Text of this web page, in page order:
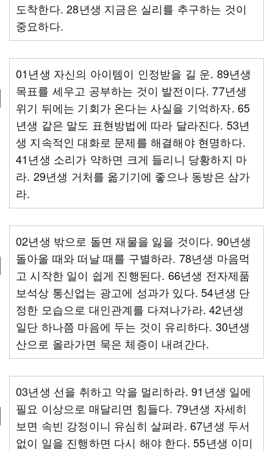
도착한다. 28년생 지금은 실리를 추구하는 것이
중요하다.
01년생 자신의 아이템이 인정받을 길 운. 89년생
목표를 세우고 공부하는 것이 발전이다. 77년생
위기 뒤에는 기회가 온다는 사실을 기억하자. 65
년생 같은 말도 표현방법에 따라 달라진다. 53년
생 지속적인 대화로 문제를 해결해야 현명하다.
41년생 소리가 약하면 크게 들리니 당황하지 마
라. 29년생 거처를 옮기기에 좋으나 동방은 삼가
라.
02년생 밖으로 돌면 재물을 잃을 것이다. 90년생
돌아올 때와 떠날 때를 구별하라. 78년생 마음먹
고 시작한 일이 쉽게 진행된다. 66년생 전자제품
보석상 통신업는 광고에 성과가 있다. 54년생 단
정한 모습으로 대인관계를 다져나가라. 42년생
일단 하나쯤 마음에 두는 것이 유리하다. 30년생
산으로 올라가면 묵은 체증이 내려간다.
03년생 선을 취하고 악을 멀리하라. 91년생 일에
필요 이상으로 매달리면 힘들다. 79년생 자세히
보면 속빈 강정이니 유심히 살펴라. 67년생 두서
없이 일을 진행하면 다시 해야 한다. 55년생 이미